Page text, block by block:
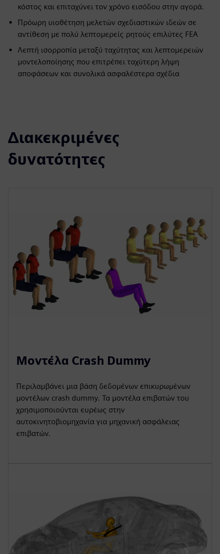
κόστος και επιταχύνει τον χρόνο εισόδου στην αγορά.
Πρόωρη υιοθέτηση μελετών σχεδιαστικών ιδεών σε
αντίθεση με πολύ λεπτομερείς ρητούς επιλύτες FEA
Λεπτή ισορροπία μεταξύ ταχύτητας και λεπτομερειών
μοντελοποίησης που επιτρέπει ταχύτερη λήψη
αποφάσεων και συνολικά ασφαλέστερα σχέδια
Διακεκριμένες
δυνατότητες
Μοντέλα Crash Dummy
Περιλαμβάνει μια βάση δεδομένων επικυρωμένων
μοντέλων crash dummy. Τα μοντέλα επιβατών του
χρησιμοποιούνται ευρέως στην
αυτοκινητοβιομηχανία για μηχανική ασφάλειας
επιβατών.